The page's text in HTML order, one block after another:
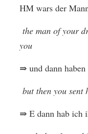
HM wars der
the man of your
you
⇒ und dann
but then you sent
⇒ E dann hab ich